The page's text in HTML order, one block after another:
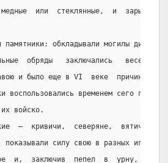
или  стеклянные,  и  зарывали
памятники: обкладывали могилы дикими
обряды   заключались   веселым
и было еще в VI  веке  причиной
воспользовались временем сего
войско.
—  кривичи,  северяне,  вятичи,
показывали силу свою в разных играх
и,  заключив  пепел  в  урну,